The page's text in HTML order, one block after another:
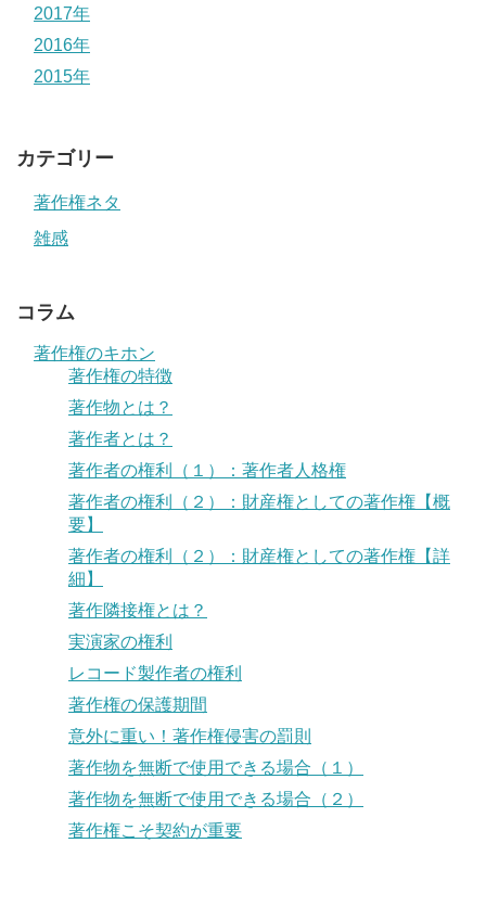
2017年
2016年
2015年
カテゴリー
著作権ネタ
雑感
コラム
著作権のキホン
著作権の特徴
著作物とは？
著作者とは？
著作者の権利（１）：著作者人格権
著作者の権利（２）：財産権としての著作権【概
要】
著作者の権利（２）：財産権としての著作権【詳
細】
著作隣接権とは？
実演家の権利
レコード製作者の権利
著作権の保護期間
意外に重い！著作権侵害の罰則
著作物を無断で使用できる場合（１）
著作物を無断で使用できる場合（２）
著作権こそ契約が重要